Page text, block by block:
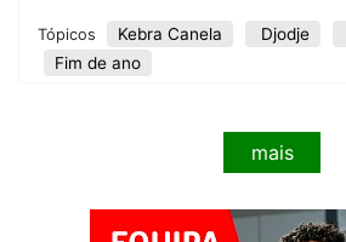
Tópicos Kebra Canela Djodje
Fim de ano
mais